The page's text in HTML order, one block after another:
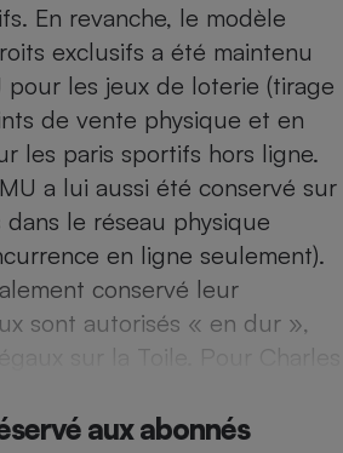
En revanche, le modèle
exclusifs a été maintenu
les jeux de loterie (tirage
de vente physique et en
les paris sportifs hors ligne.
a lui aussi été conservé sur
le réseau physique
en ligne seulement).
conservé leur
sont autorisés « en dur »,
sur la Toile. Pour Charles
aux abonnés
Climatiseur -
Ventilateur
Cafetière à expressos
Antivirus